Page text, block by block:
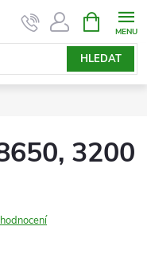
HLEDAT
NÁKUPNÍ
KOŠÍK
3200